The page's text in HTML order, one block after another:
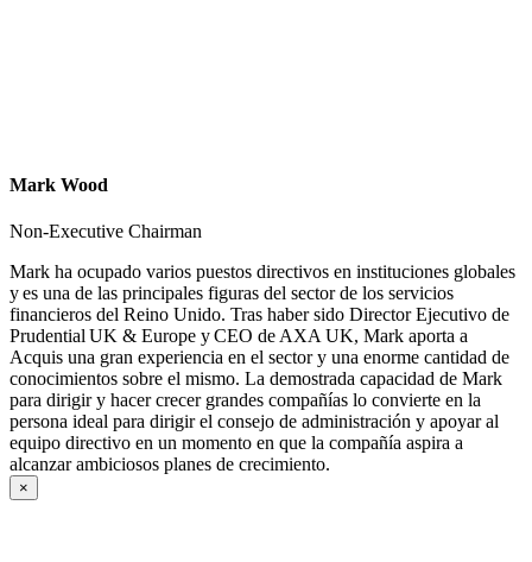
Mark Wood
Non-Executive Chairman
Mark ha ocupado varios puestos directivos en instituciones globales
y es una de las principales figuras del sector de los servicios
financieros del Reino Unido. Tras haber sido Director Ejecutivo de
Prudential UK & Europe y CEO de AXA UK, Mark aporta a
Acquis una gran experiencia en el sector y una enorme cantidad de
conocimientos sobre el mismo. La demostrada capacidad de Mark
para dirigir y hacer crecer grandes compañías lo convierte en la
persona ideal para dirigir el consejo de administración y apoyar al
equipo directivo en un momento en que la compañía aspira a
alcanzar ambiciosos planes de crecimiento.
×